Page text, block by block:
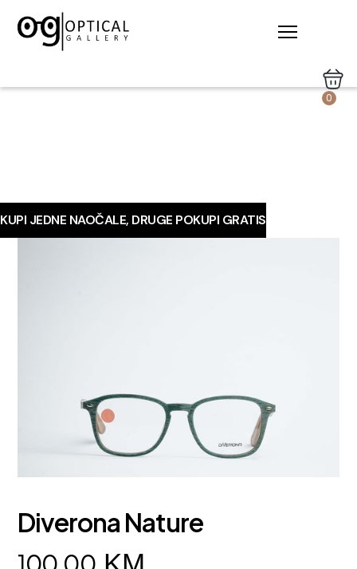
0
KUPI JEDNE NAOČALE, DRUGE POKUPI GRATIS
Diverona Nature